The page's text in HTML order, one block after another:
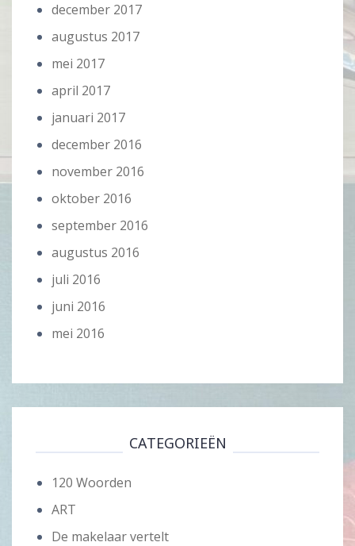
december 2017
augustus 2017
mei 2017
april 2017
januari 2017
december 2016
november 2016
oktober 2016
september 2016
augustus 2016
juli 2016
juni 2016
mei 2016
CATEGORIEËN
120 Woorden
ART
De makelaar vertelt